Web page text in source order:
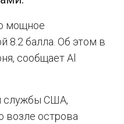
мощное
8.2 балла. Об этом в
сообщает Al
службы США,
возле острова